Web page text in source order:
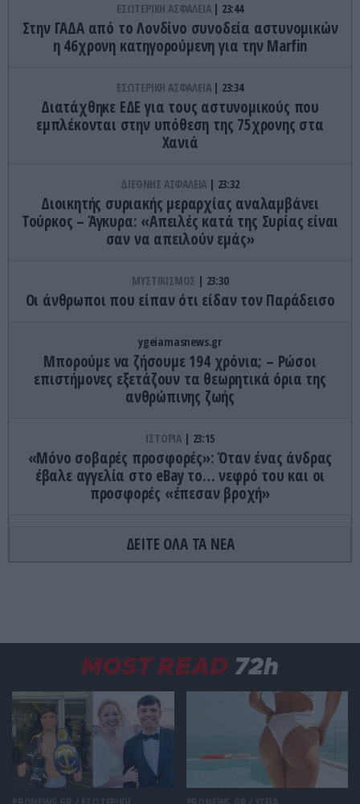
ΕΣΩΤΕΡΙΚΗ ΑΣΦΑΛΕΙΑ 23:44
Στην ΓΑΔΑ από το Λονδίνο συνοδεία αστυνομικών
η 46χρονη κατηγορούμενη για την Marfin
ΕΣΩΤΕΡΙΚΗ ΑΣΦΑΛΕΙΑ 23:34
Διατάχθηκε ΕΔΕ για τους αστυνομικούς που
εμπλέκονται στην υπόθεση της 75χρονης στα
Χανιά
ΔΙΕΘΝΗΣ ΑΣΦΑΛΕΙΑ 23:32
Διοικητής συριακής μεραρχίας αναλαμβάνει
Τούρκος – Άγκυρα: «Απειλές κατά της Συρίας είναι
σαν να απειλούν εμάς»
ΜΥΣΤΙΚΙΣΜΟΣ 23:30
Οι άνθρωποι που είπαν ότι είδαν τον Παράδεισο
ygeiamasnews.gr
Μπορούμε να ζήσουμε 194 χρόνια; – Ρώσοι
επιστήμονες εξετάζουν τα θεωρητικά όρια της
ανθρώπινης ζωής
ΙΣΤΟΡΙΑ 23:15
«Μόνο σοβαρές προσφορές»: Όταν ένας άνδρας
έβαλε αγγελία στο eBay το… νεφρό του και οι
προσφορές «έπεσαν βροχή»
ΚΟΣΜΟΣ 23:11
Τα 600 στρέμματα κληρονομιάς πίσω από το
ΕΝΟΠΛΕΣ ΣΥΓΚΡΟΥΣΕΙΣ 23:03
Στο Βελιγράδι ο Β.Ζελένσκι: «Πρέπει να
αποσπάσουμε τους Σέρβους από το στρατόπεδο
της Ρωσίας»
23:00
ΔΕΙΤΕ ΟΛΑ ΤΑ ΝΕΑ
MOST READ 72h